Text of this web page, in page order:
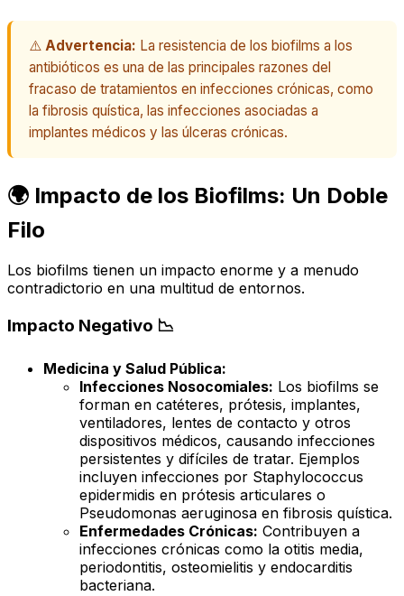
⚠️ Advertencia: La resistencia de los biofilms a los
antibióticos es una de las principales razones del
fracaso de tratamientos en infecciones crónicas, como
la fibrosis quística, las infecciones asociadas a
implantes médicos y las úlceras crónicas.
🌍 Impacto de los Biofilms: Un Doble
Filo
Los biofilms tienen un impacto enorme y a menudo
contradictorio en una multitud de entornos.
Impacto Negativo 📉
Medicina y Salud Pública:
Infecciones Nosocomiales: Los biofilms se
forman en catéteres, prótesis, implantes,
ventiladores, lentes de contacto y otros
dispositivos médicos, causando infecciones
persistentes y difíciles de tratar. Ejemplos
incluyen infecciones por Staphylococcus
epidermidis en prótesis articulares o
Pseudomonas aeruginosa en fibrosis quística.
Enfermedades Crónicas: Contribuyen a
infecciones crónicas como la otitis media,
periodontitis, osteomielitis y endocarditis
bacteriana.